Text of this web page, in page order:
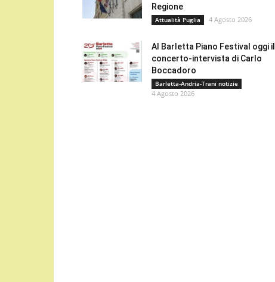
Regione
Attualità Puglia 4 Agosto 2026
Al Barletta Piano Festival oggi il
concerto-intervista di Carlo
Boccadoro
Barletta-Andria-Trani notizie
4 Agosto 2026